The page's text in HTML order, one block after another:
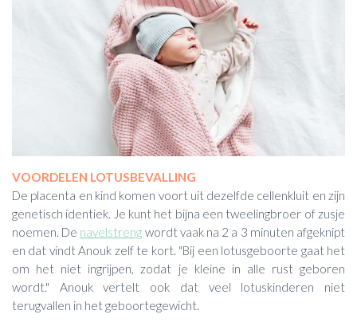
VOORDELEN LOTUSBEVALLING
De placenta en kind komen voort uit dezelfde cellenkluit en zijn
genetisch identiek. Je kunt het bijna een tweelingbroer of zusje
noemen. De navelstreng wordt vaak na 2 a 3 minuten afgeknipt
en dat vindt Anouk zelf te kort. "Bij een lotusgeboorte gaat het
om het niet ingrijpen, zodat je kleine in alle rust geboren
wordt." Anouk vertelt ook dat veel lotuskinderen niet
terugvallen in het geboortegewicht.